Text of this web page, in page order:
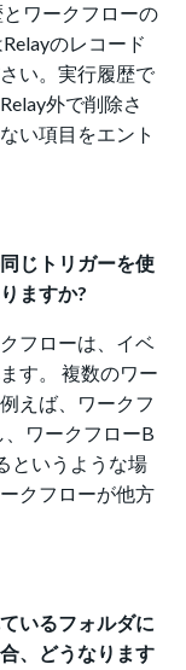
ワークフローの
のレコード
い。実行履歴で
外で削除さ
い項目をエント
じトリガーを使
ますか?
フローは、イベ
す。 複数のワー
えば、ワークフ
ワークフローB
というような場
クフローが他方
いるフォルダに
、どうなります